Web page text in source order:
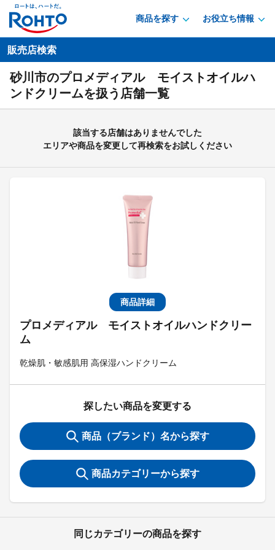
商品を探す お役立ち情報
販売店検索
砂川市のプロメディアル モイストオイルハ
ンドクリームを扱う店舗一覧
商品詳細
プロメディアル モイストオイルハンドクリー
ム
乾燥肌・敏感肌用 高保湿ハンドクリーム
探したい商品を変更する
商品（ブランド）名から探す
商品カテゴリーから探す
同じカテゴリーの商品を探す
該当する店舗はありませんでした
エリアや商品を変更して再検索をお試しください